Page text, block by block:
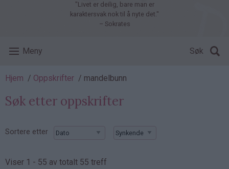
"Livet er deilig, bare man er
karaktersvak nok til å nyte det."
– Sokrates
Meny Søk
Navigasjonssti
Hjem Oppskrifter mandelbunn
Søk etter oppskrifter
Sortere etter
Viser 1 - 55 av totalt 55 treff